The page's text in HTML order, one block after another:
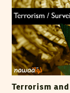
Terrorism